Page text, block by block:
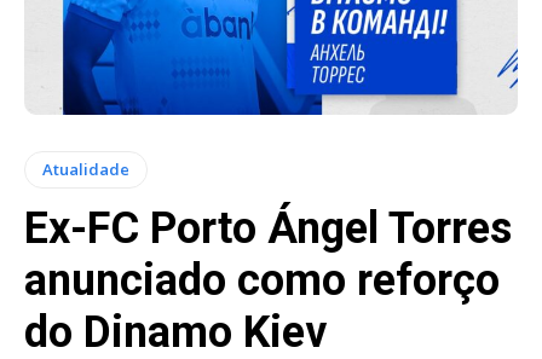
Atualidade
Ex-FC Porto Ángel Torres
anunciado como reforço
do Dinamo Kiev